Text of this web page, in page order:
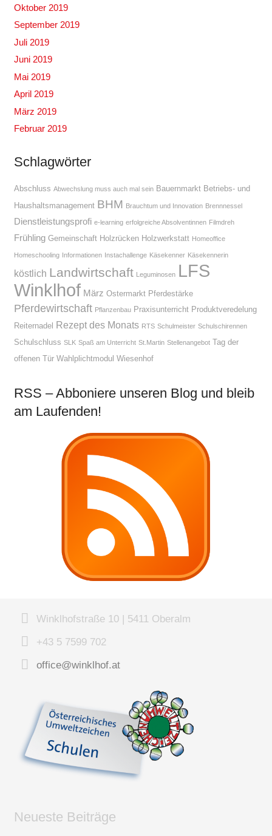
Oktober 2019
September 2019
Juli 2019
Juni 2019
Mai 2019
April 2019
März 2019
Februar 2019
Schlagwörter
Abschluss Abwechslung muss auch mal sein Bauernmarkt Betriebs- und
Haushaltsmanagement BHM Brauchtum und Innovation Brennnessel
Dienstleistungsprofi e-learning erfolgreiche Absolventinnen Filmdreh
Frühling Gemeinschaft Holzrücken Holzwerkstatt Homeoffice
Homeschooling Informationen Instachallenge Käsekenner Käsekennerin
köstlich Landwirtschaft Leguminosen LFS
Winklhof März Ostermarkt Pferdestärke
Pferdewirtschaft Pflanzenbau Praxisunterricht Produktveredelung
Reiternadel Rezept des Monats RTS Schulmeister Schulschirennen
Schulschluss SLK Spaß am Unterricht St.Martin Stellenangebot Tag der
offenen Tür Wahlplichtmodul Wiesenhof
RSS – Abboniere unseren Blog und bleib
am Laufenden!
Winklhofstraße 10 | 5411 Oberalm
+43 5 7599 702
office@winklhof.at
Neueste Beiträge